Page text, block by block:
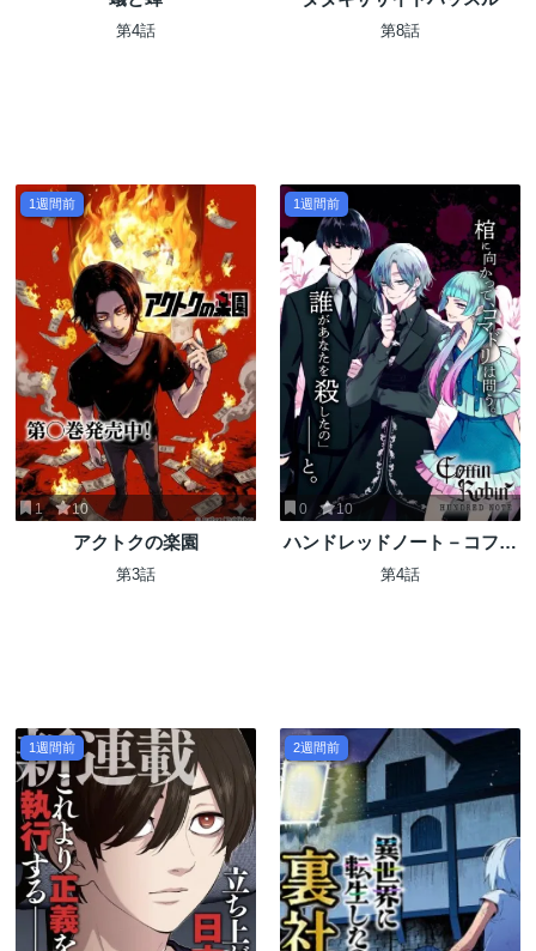
第4話 第8話
1週間前
1 10
アクトクの楽園
第3話
1週間前
0 10
ハンドレッドノート－コフィ
ンロビン－
第4話
1週間前 2週間前